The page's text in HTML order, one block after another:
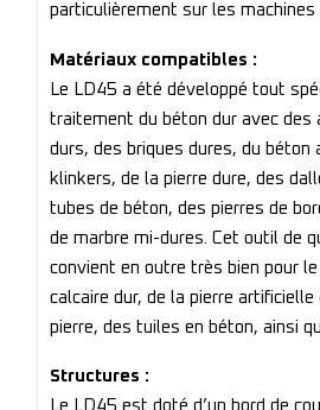
particulièrement sur les machines
Matériaux compatibles :
Le LD45 a été développé tout
traitement du béton dur avec des
durs, des briques dures, du béton
klinkers, de la pierre dure, des
tubes de béton, des pierres de
de marbre mi-dures. Cet outil de
convient en outre très bien pour
calcaire dur, de la pierre artificielle
pierre, des tuiles en béton, ainsi
Structures :
Le LD45 est doté d’un bord de